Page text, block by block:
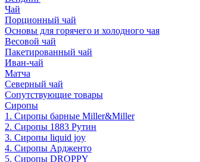
Чай
Порционный чай
Основы для горячего и холодного чая
Весовой чай
Пакетированный чай
Иван-чай
Матча
Северный чай
Сопутствующие товары
Сиропы
1. Сиропы барные Miller&Miller
2. Сиропы 1883 Рутин
3. Cиропы liquid joy
4. Cиропы Ардженто
5. Сиропы DROPPY